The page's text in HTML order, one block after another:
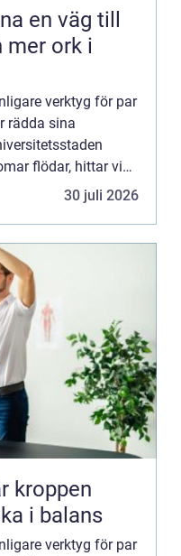
till
mer ork i
verktyg för par
rädda sina
flödar, hittar vi
30 juli 2026
i balans
verktyg för par